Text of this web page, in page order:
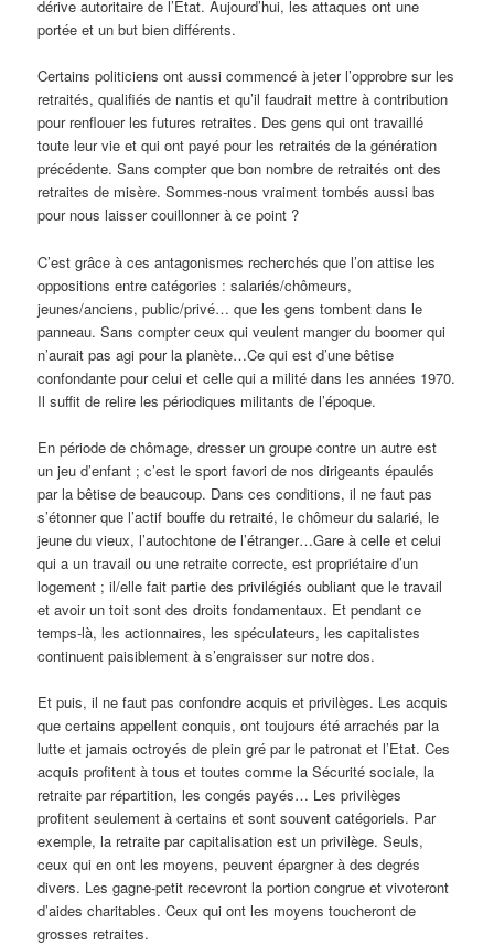
dérive autoritaire de l’Etat. Aujourd’hui, les attaques ont une
portée et un but bien différents.
Certains politiciens ont aussi commencé à jeter l’opprobre sur les
retraités, qualifiés de nantis et qu’il faudrait mettre à contribution
pour renflouer les futures retraites. Des gens qui ont travaillé
toute leur vie et qui ont payé pour les retraités de la génération
précédente. Sans compter que bon nombre de retraités ont des
retraites de misère. Sommes-nous vraiment tombés aussi bas
pour nous laisser couillonner à ce point ?
C’est grâce à ces antagonismes recherchés que l’on attise les
oppositions entre catégories : salariés/chômeurs,
jeunes/anciens, public/privé… que les gens tombent dans le
panneau. Sans compter ceux qui veulent manger du boomer qui
n’aurait pas agi pour la planète…Ce qui est d’une bêtise
confondante pour celui et celle qui a milité dans les années 1970.
Il suffit de relire les périodiques militants de l’époque.
En période de chômage, dresser un groupe contre un autre est
un jeu d’enfant ; c’est le sport favori de nos dirigeants épaulés
par la bêtise de beaucoup. Dans ces conditions, il ne faut pas
s’étonner que l’actif bouffe du retraité, le chômeur du salarié, le
jeune du vieux, l’autochtone de l’étranger…Gare à celle et celui
qui a un travail ou une retraite correcte, est propriétaire d’un
logement ; il/elle fait partie des privilégiés oubliant que le travail
et avoir un toit sont des droits fondamentaux. Et pendant ce
temps-là, les actionnaires, les spéculateurs, les capitalistes
continuent paisiblement à s’engraisser sur notre dos.
Et puis, il ne faut pas confondre acquis et privilèges. Les acquis
que certains appellent conquis, ont toujours été arrachés par la
lutte et jamais octroyés de plein gré par le patronat et l’Etat. Ces
acquis profitent à tous et toutes comme la Sécurité sociale, la
retraite par répartition, les congés payés… Les privilèges
profitent seulement à certains et sont souvent catégoriels. Par
exemple, la retraite par capitalisation est un privilège. Seuls,
ceux qui en ont les moyens, peuvent épargner à des degrés
divers. Les gagne-petit recevront la portion congrue et vivoteront
d’aides charitables. Ceux qui ont les moyens toucheront de
grosses retraites.